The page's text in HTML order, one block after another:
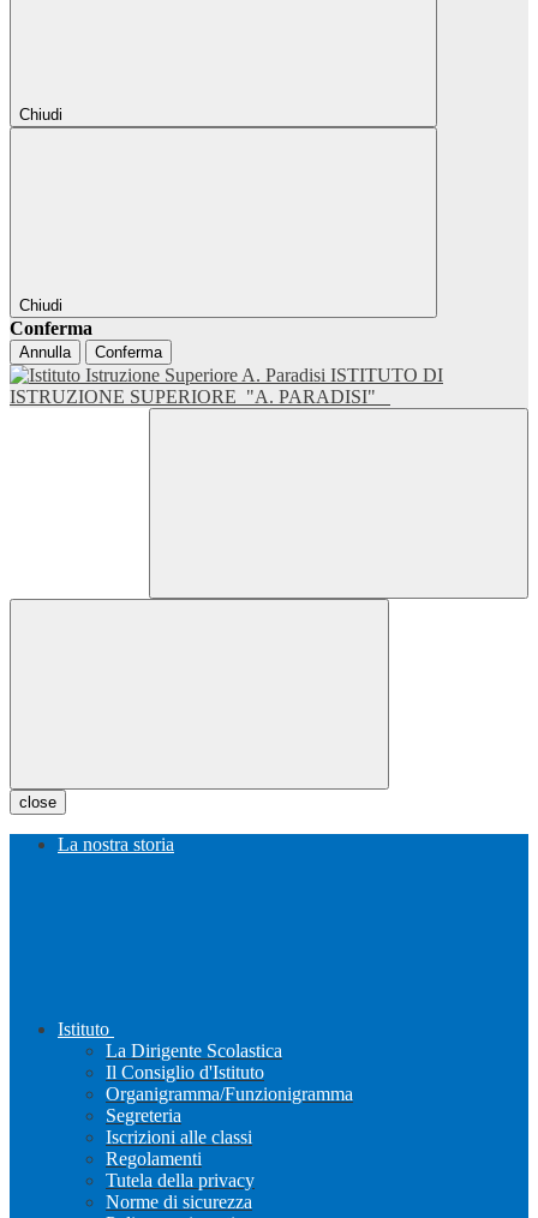
Chiudi
Chiudi
Conferma
Annulla Conferma
ISTITUTO DI
ISTRUZIONE SUPERIORE "A. PARADISI"
close
La nostra storia
Istituto
La Dirigente Scolastica
Il Consiglio d'Istituto
Organigramma/Funzionigramma
Segreteria
Iscrizioni alle classi
Regolamenti
Tutela della privacy
Norme di sicurezza